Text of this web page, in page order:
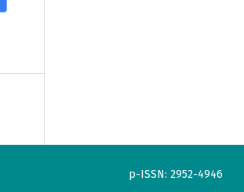
p-ISSN: 2952-4946